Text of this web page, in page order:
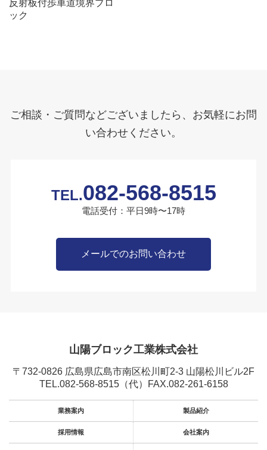
反射板付歩車道境界ブロ
ック
ご相談・ご質問などございましたら、お気軽にお問
い合わせください。
TEL.082-568-8515
電話受付：平日9時〜17時
メールでのお問い合わせ
山陽ブロック工業株式会社
〒732-0826 広島県広島市南区松川町2-3 山陽松川ビル2F
TEL.082-568-8515（代）FAX.082-261-6158
業務案内 製品紹介
採用情報 会社案内